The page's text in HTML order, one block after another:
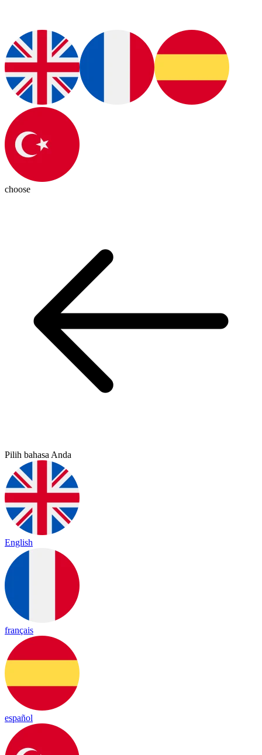
choose
Pilih bahasa Anda
English
français
español